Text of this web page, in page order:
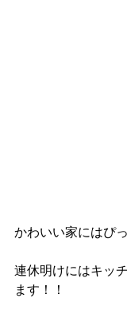
かわいい家にはぴ
連休明けにはキッ
ます！！